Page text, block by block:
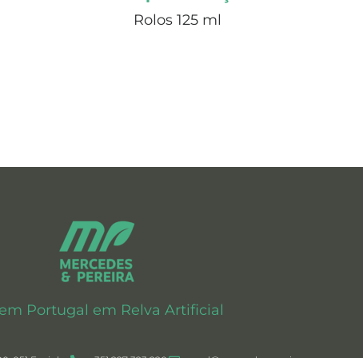
Rolos 125 ml
em Portugal em Relva Artificial